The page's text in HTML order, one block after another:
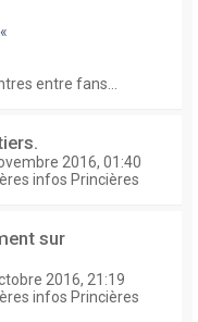
«
entre fans...
2016, 01:40
infos Princières
sur
2016, 21:19
infos Princières